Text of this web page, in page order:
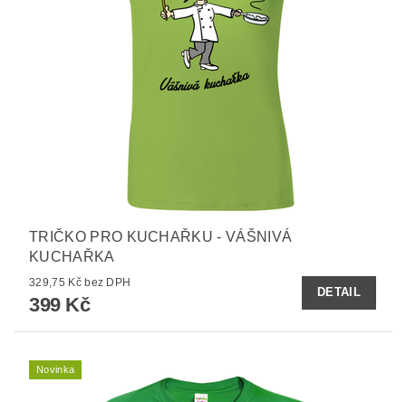
TRIČKO PRO KUCHAŘKU - VÁŠNIVÁ
KUCHAŘKA
329,75 Kč bez DPH
399 Kč
DETAIL
Novinka